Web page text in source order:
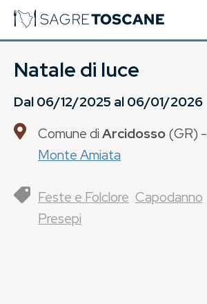
Natale di luce
Dal06/12/2025 al06/01/2026
Comune diArcidosso(GR) -
Monte Amiata
Feste e Folclore Capodanno
Presepi